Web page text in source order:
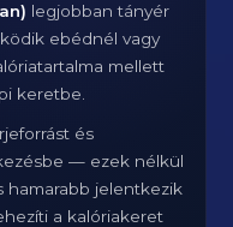
legjobban tányér
ebédnél vagy
mellett
keretbe.
és
— ezek nélkül
hamarabb jelentkezik
a kalóriakeret